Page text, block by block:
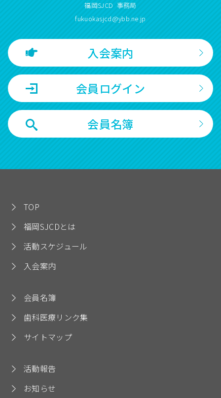
福岡SJCD 事務局
fukuokasjcd@ybb.ne.jp
入会案内
会員ログイン
会員名簿
TOP
福岡SJCDとは
活動スケジュール
入会案内
会員名簿
歯科医療リンク集
サイトマップ
活動報告
お知らせ